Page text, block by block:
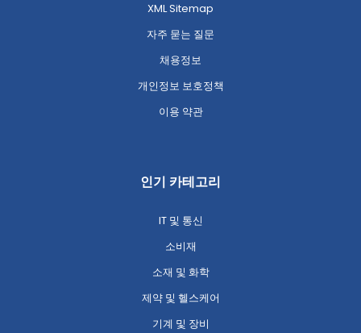
XML Sitemap
자주 묻는 질문
채용정보
개인정보 보호정책
이용 약관
인기 카테고리
IT 및 통신
소비재
소재 및 화학
제약 및 헬스케어
기계 및 장비